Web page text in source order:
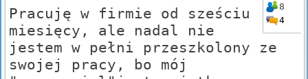
8
4
Pracuję w firmie od sześciu
miesięcy, ale nadal nie
jestem w pełni przeszkolony ze
swojej pracy, bo mój